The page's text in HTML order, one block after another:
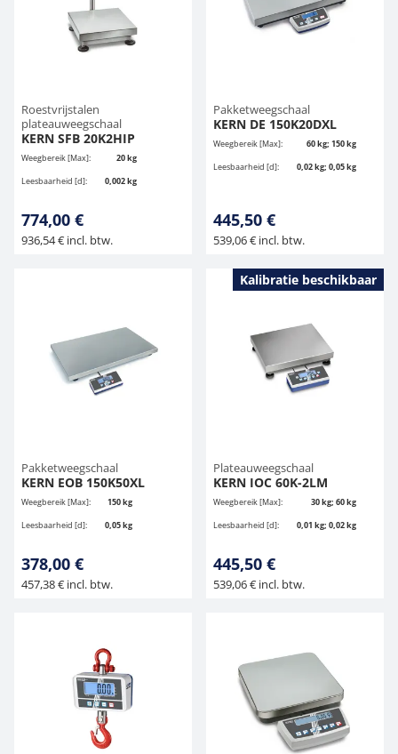
Roestvrijstalen
plateauweegschaal
KERN SFB 20K2HIP
Weegbereik [Max]:
20 kg
Leesbaarheid [d]:
0,002 kg
774,00 €
936,54 € incl. btw.
Pakketweegschaal
KERN DE 150K20DXL
Weegbereik [Max]:
60 kg; 150 kg
Leesbaarheid [d]:
0,02 kg; 0,05 kg
445,50 €
539,06 € incl. btw.
Pakketweegschaal
KERN EOB 150K50XL
Weegbereik [Max]:
150 kg
Leesbaarheid [d]:
0,05 kg
378,00 €
457,38 € incl. btw.
Kalibratie beschikbaar
Plateauweegschaal
KERN IOC 60K-2LM
Weegbereik [Max]:
30 kg; 60 kg
Leesbaarheid [d]:
0,01 kg; 0,02 kg
445,50 €
539,06 € incl. btw.